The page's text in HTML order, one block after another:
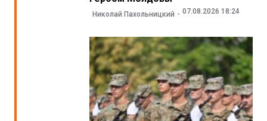
Николай Пахольницкий 07.08.2026 18:24